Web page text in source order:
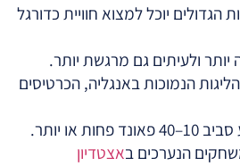
הגדולים יוכל למצוא חוויית כדורגל
יותר ולעיתים גם מרגשת יותר.
הנמוכות באנגליה, הכרטיסים
או יותר.
הנערכים באצטדיון